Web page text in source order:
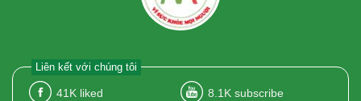
Liên kết với chúng tôi
41K liked 8.1K subscribe